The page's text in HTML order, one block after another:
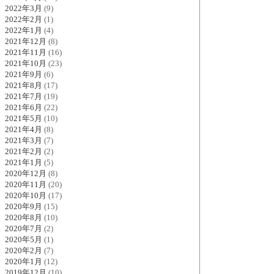
2022年3月 (9)
2022年2月 (1)
2022年1月 (4)
2021年12月 (8)
2021年11月 (16)
2021年10月 (23)
2021年9月 (6)
2021年8月 (17)
2021年7月 (19)
2021年6月 (22)
2021年5月 (10)
2021年4月 (8)
2021年3月 (7)
2021年2月 (2)
2021年1月 (5)
2020年12月 (8)
2020年11月 (20)
2020年10月 (17)
2020年9月 (15)
2020年8月 (10)
2020年7月 (2)
2020年5月 (1)
2020年2月 (7)
2020年1月 (12)